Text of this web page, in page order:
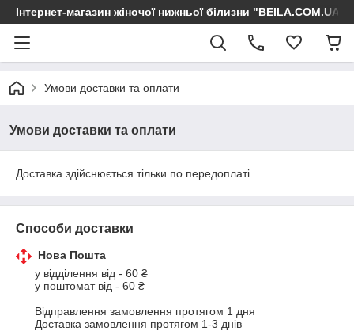
Інтернет-магазин жіночої нижньої білизни "BEILA.COM.UA"
Умови доставки та оплати
Умови доставки та оплати
Доставка здійснюється тільки по передоплаті.
Способи доставки
Нова Пошта
у відділення від - 60 ₴
у поштомат від - 60 ₴
Відправлення замовлення протягом 1 дня
Доставка замовлення протягом 1-3 днів